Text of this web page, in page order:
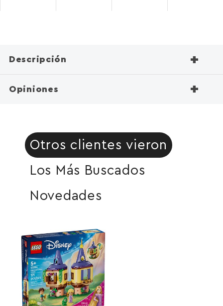
Descripción +
Opiniones +
Otros clientes vieron
Los Más Buscados
Novedades